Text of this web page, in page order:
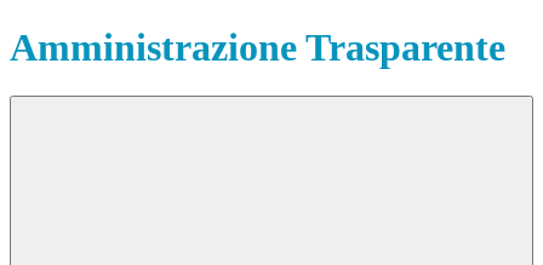
Amministrazione Trasparente